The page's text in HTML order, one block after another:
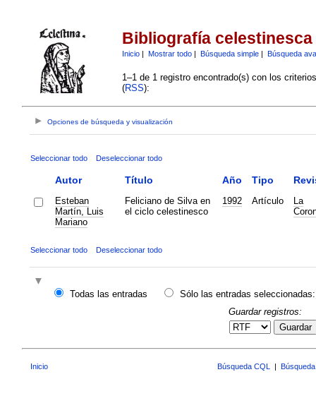
Bibliografía celestinesca
Inicio| Mostrar todo| Búsqueda simple| Búsqueda
1–1 de 1 registro encontrado(s) con los
(RSS):
Opciones de búsqueda y visualización
Seleccionar todo Deseleccionar todo
Autor Título Año Tipo
Esteban
Martín, Luis
Mariano
Feliciano de Silva en
el ciclo celestinesco
1992 Artículo
La
Seleccionar todo Deseleccionar todo
Todas las entradas
Sólo las entradas seleccionadas:
Guardar registros:
Guardar
Inicio Búsqueda CQL